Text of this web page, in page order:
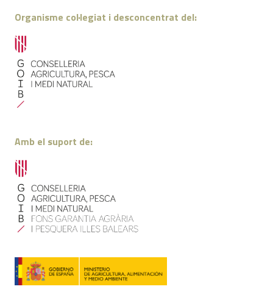
Organisme col·legiat i desconcentrat del:
Amb el suport de: